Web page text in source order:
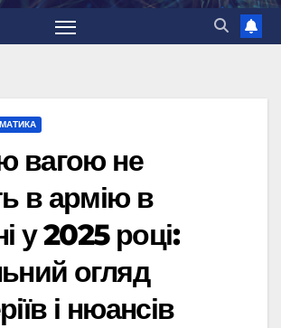
вагою не
в армію в
у 2025 році:
огляд
і нюансів